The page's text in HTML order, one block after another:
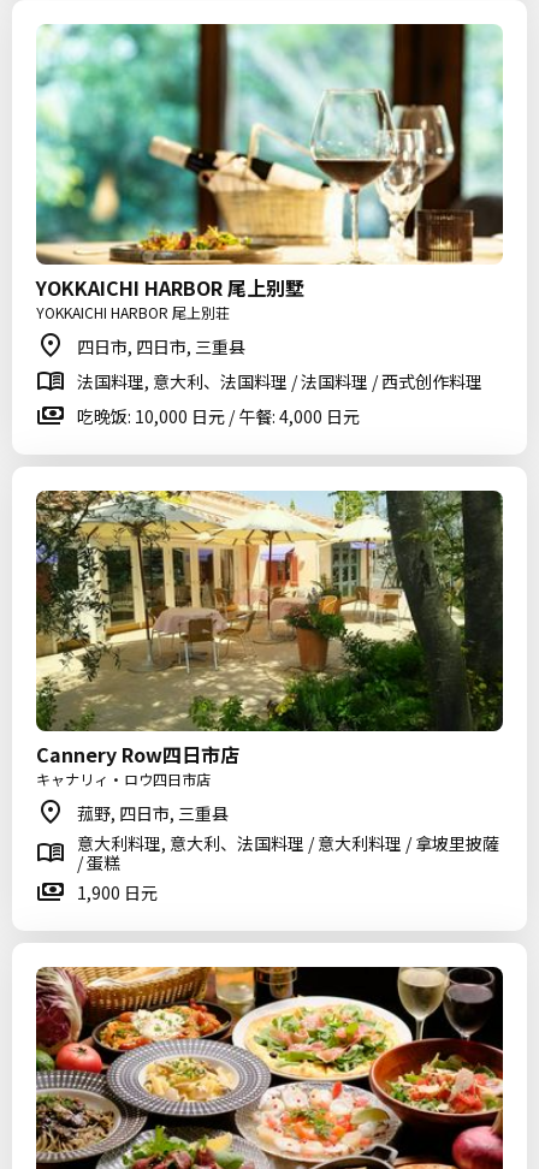
YOKKAICHI HARBOR 尾上别墅
YOKKAICHI HARBOR 尾上別荘
四日市, 四日市, 三重县
法国料理, 意大利、法国料理 / 法国料理 / 西式创作料理
吃晚饭: 10,000 日元 / 午餐: 4,000 日元
Cannery Row四日市店
キャナリィ・ロウ四日市店
菰野, 四日市, 三重县
意大利料理, 意大利、法国料理 / 意大利料理 / 拿坡里披薩
/ 蛋糕
1,900 日元